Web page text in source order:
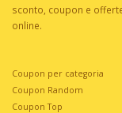
sconto, coupon e
online.
Coupon per categoria
Coupon Random
Coupon Top